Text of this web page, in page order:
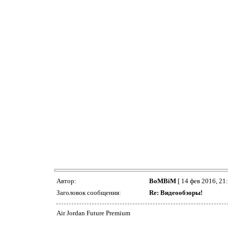
Автор: BoMBiM [ 14 фев 2016,
Заголовок сообщения:
Re: Видеообзоры!
Air Jordan Future Premium